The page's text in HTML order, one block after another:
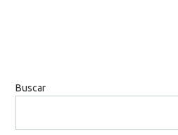
Buscar